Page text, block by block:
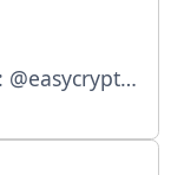
Founder: @Cryptvn Chat: @easycryptv_chat Follow: @easy_foIIow